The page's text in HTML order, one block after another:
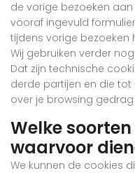
de vorige bezoeken
vooraf ingevuld
tijdens vorige bezoeken
Wij gebruiken verder
Dat zijn technische
derde partijen en die
over je browsing
Welke
waarvoor
We kunnen de cookies